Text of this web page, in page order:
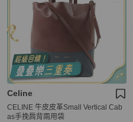
Celine
CELINE 牛皮皮革Small Vertical Cab
as手挽肩背兩用袋